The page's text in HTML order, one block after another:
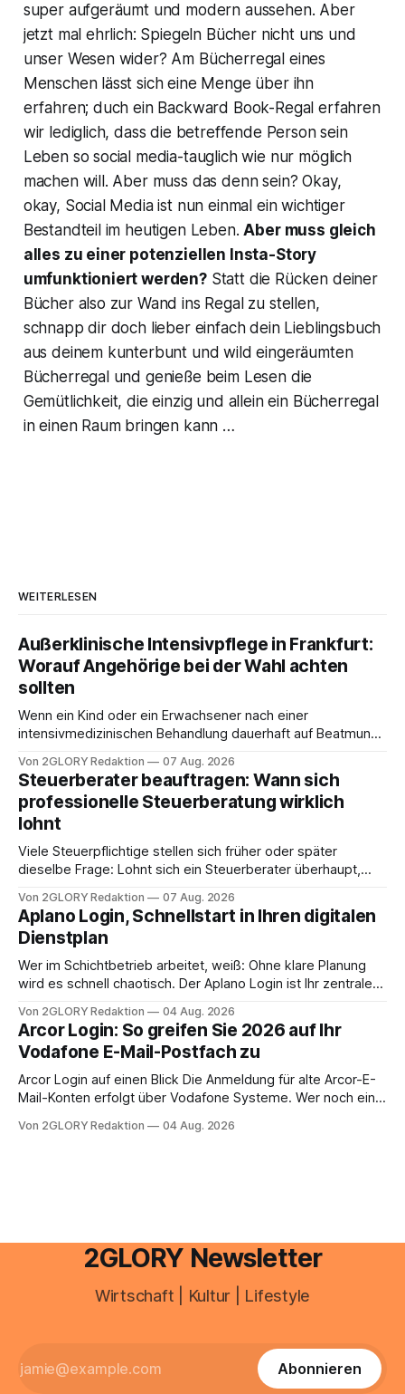
super aufgeräumt und modern aussehen. Aber
jetzt mal ehrlich: Spiegeln Bücher nicht uns und
unser Wesen wider? Am Bücherregal eines
Menschen lässt sich eine Menge über ihn
erfahren; duch ein Backward Book-Regal erfahren
wir lediglich, dass die betreffende Person sein
Leben so social media-tauglich wie nur möglich
machen will. Aber muss das denn sein? Okay,
okay, Social Media ist nun einmal ein wichtiger
Bestandteil im heutigen Leben.Aber muss gleich
alles zu einer potenziellen Insta-Story
umfunktioniert werden?Statt die Rücken deiner
Bücher also zur Wand ins Regal zu stellen,
schnapp dir doch lieber einfach dein Lieblingsbuch
aus deinem kunterbunt und wild eingeräumten
Bücherregal und genieße beim Lesen die
Gemütlichkeit, die einzig und allein ein Bücherregal
in einen Raum bringen kann …
WEITERLESEN
Außerklinische Intensivpflege in Frankfurt:
Worauf Angehörige bei der Wahl achten
sollten
Wenn ein Kind oder ein Erwachsener nach einer
intensivmedizinischen Behandlung dauerhaft auf Beatmung
angewiesen ist, stellt sich für Familien eine schwierige
Frage: Muss die Versorgung dauerhaft in der Klinik bleiben –
oder ist ein Leben zu Hause möglich? Die außerklinische
Intensivpflege bietet genau diese Alternative: Sie
Von 2GLORY Redaktion 07 Aug. 2026
Steuerberater beauftragen: Wann sich
professionelle Steuerberatung wirklich
lohnt
Viele Steuerpflichtige stellen sich früher oder später
dieselbe Frage: Lohnt sich ein Steuerberater überhaupt,
erledigen? Die kurze Antwort: Bei einfachen
Einkommensverhältnissen reicht häufig eine Steuersoftware
aus – sobald jedoch mehrere Einkunftsarten
zusammentreffen oder größere finanzielle Veränderungen
anstehen, zahlt sich professionelle Unterstützung meist
Von 2GLORY Redaktion 07 Aug. 2026
Aplano Login, Schnellstart in Ihren digitalen
Dienstplan
Wer im Schichtbetrieb arbeitet, weiß: Ohne klare Planung
wird es schnell chaotisch. Der Aplano Login ist Ihr zentraler
abwesenheiten und die gesamte kommunikation rund um
Ihr personal digital zu organisieren. In diesem Leitfaden
erfahren Sie alles, was Sie für einen reibungslosen Einstieg
brauchen, von der Registrierung
Von 2GLORY Redaktion 04 Aug. 2026
Arcor Login: So greifen Sie 2026 auf Ihr
Vodafone E-Mail-Postfach zu
Arcor Login auf einen Blick Die Anmeldung für alte Arcor-E-
Mail-Konten erfolgt über Vodafone Systeme. Wer noch eine
besitzt, loggt sich heute über das Vodafone E-Mail & Cloud
Von 2GLORY Redaktion 04 Aug. 2026
2GLORY Newsletter
Wirtschaft | Kultur | Lifestyle
Abonnieren